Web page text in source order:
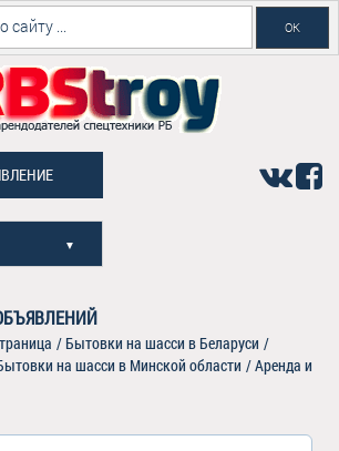
▼
/ Бытовки на шасси в Беларуси /
на шасси в Минской области /Аренда и